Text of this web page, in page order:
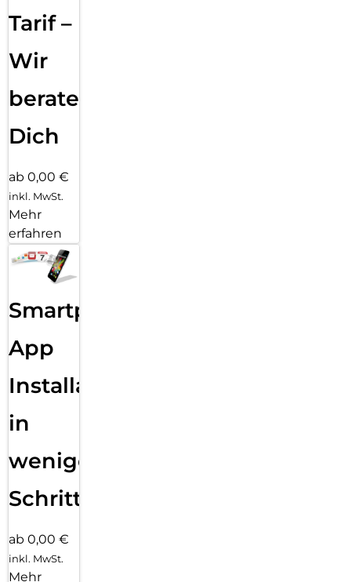
Tarif –
Wir
beraten
Dich
ab 0,00 €
inkl. MwSt.
Mehr
erfahren
Smartphone
App
Installation
in
wenigen
Schritten
ab 0,00 €
inkl. MwSt.
Mehr